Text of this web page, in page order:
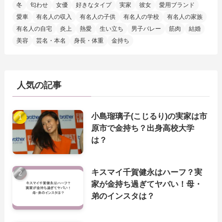
冬 匂わせ 女優 好きなタイプ 実家 彼女
愛用ブランド
愛車
有名人の収入 有名人の子供 有名人の学校
有名人の家族
有名人の自宅
炎上 熱愛 生い立ち 男子バレー 筋肉
結婚
美容
芸名・本名 身長・体重 金持ち
人気の記事
小島瑠璃子(こじるり)の実家は市
原市で金持ち？出身高校大学
は？
キスマイ千賀健永はハーフ？実
家が金持ち過ぎてヤバい！母・
弟のインスタは？